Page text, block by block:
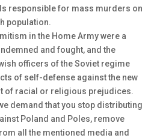
responsible for mass murders on
population.
in the Home Army were a
and fought, and the
officers of the Soviet regime
of self-defense against the new
of racial or religious prejudices.
demand that you stop distributing
Poland and Poles, remove
all the mentioned media and